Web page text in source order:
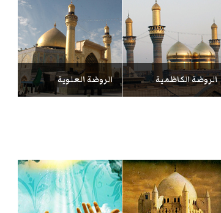
الروضة الكاظمية الروضة العلوية